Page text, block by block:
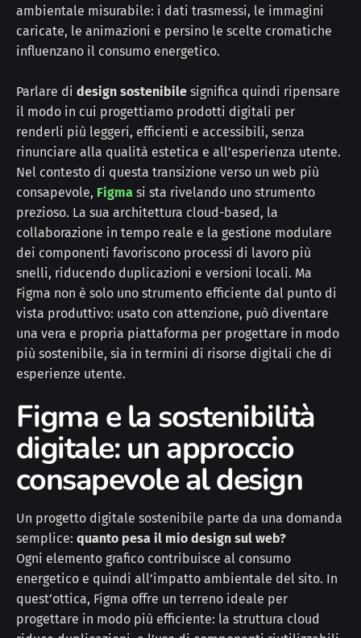
ambientale misurabile: i dati trasmessi, le immagini
caricate, le animazioni e persino le scelte cromatiche
influenzano il consumo energetico.
Parlare di design sostenibile significa quindi ripensare
il modo in cui progettiamo prodotti digitali per
renderli più leggeri, efficienti e accessibili, senza
rinunciare alla qualità estetica e all’esperienza utente.
Nel contesto di questa transizione verso un web più
consapevole, Figma si sta rivelando uno strumento
prezioso. La sua architettura cloud-based, la
collaborazione in tempo reale e la gestione modulare
dei componenti favoriscono processi di lavoro più
snelli, riducendo duplicazioni e versioni locali. Ma
Figma non è solo uno strumento efficiente dal punto di
vista produttivo: usato con attenzione, può diventare
una vera e propria piattaforma per progettare in modo
più sostenibile, sia in termini di risorse digitali che di
esperienze utente.
Figma e la sostenibilità
digitale: un approccio
consapevole al design
Un progetto digitale sostenibile parte da una domanda
semplice: quanto pesa il mio design sul web?
Ogni elemento grafico contribuisce al consumo
energetico e quindi all’impatto ambientale del sito. In
quest’ottica, Figma offre un terreno ideale per
progettare in modo più efficiente: la struttura cloud